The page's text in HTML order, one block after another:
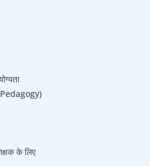
Pedagogy)
के लिए